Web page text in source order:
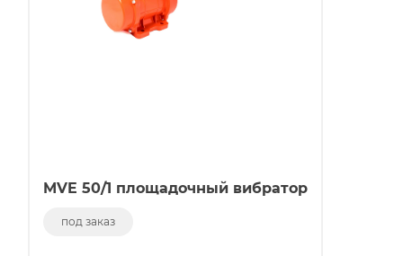
MVE 50/1 площадочный вибратор
под заказ